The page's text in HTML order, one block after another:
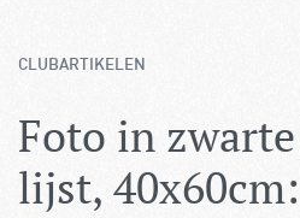
CLUBARTIKELEN
Foto in
lijst,